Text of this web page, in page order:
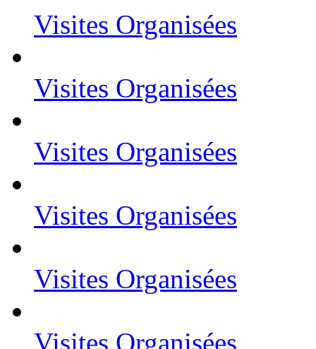
Visites Organisées
Visites Organisées
Visites Organisées
Visites Organisées
Visites Organisées
Visites Organisées